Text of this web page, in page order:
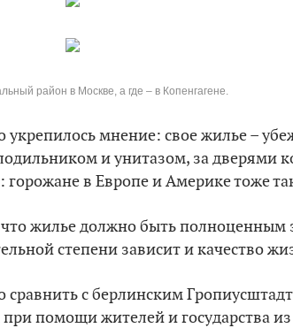
район в Москве, а где – в Копенгагене.
укрепилось мнение: свое жилье –
и унитазом, за дверями
горожане в Европе и Америке тоже
что жилье должно быть полноценным
степени зависит и качество
с берлинским
помощи жителей и государства из